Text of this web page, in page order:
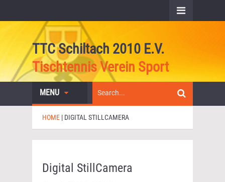
TTC Schiltach 2010 E.V.
Tischtennis Verein Sport
MENU
HOME | DIGITAL STILLCAMERA
Digital StillCamera